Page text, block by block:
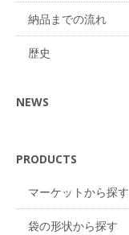
納品までの流れ
歴史
NEWS
PRODUCTS
マーケットから探す
袋の形状から探す